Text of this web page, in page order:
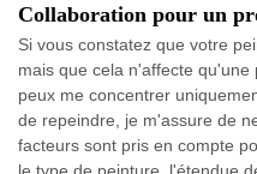
Collaboration pour un
Si vous constatez que votre
mais que cela n'affecte
peux me concentrer
de repeindre, je m'assure de
facteurs sont pris en compte
le type de peinture, l'étendue